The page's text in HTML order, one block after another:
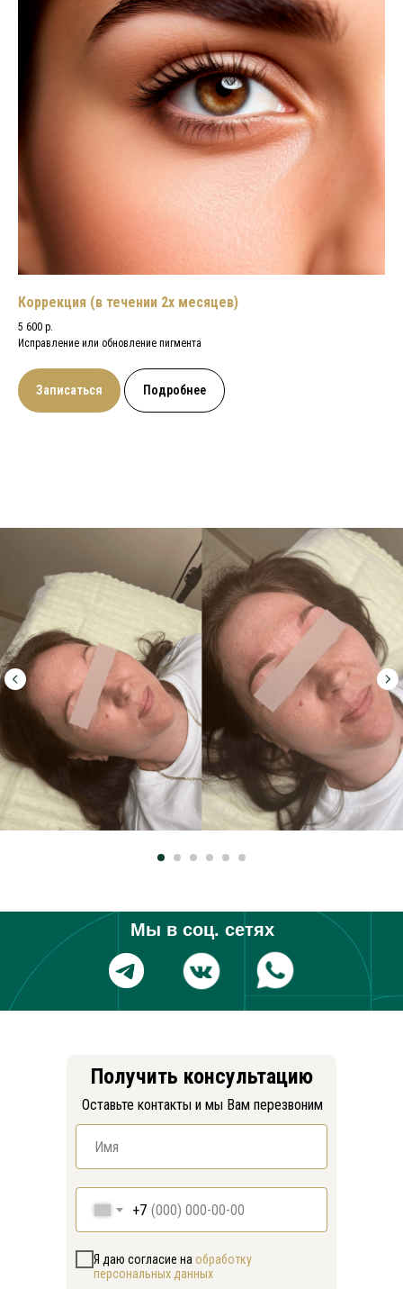
Коррекция (в течении 2х месяцев)
5 600 р.
Исправление или обновление пигмента
Записаться Подробнее
Мы в соц. сетях
+7
Я даю согласие на обработку
персональных данных
Получить консультацию
Оставьте контакты и мы Вам перезвоним